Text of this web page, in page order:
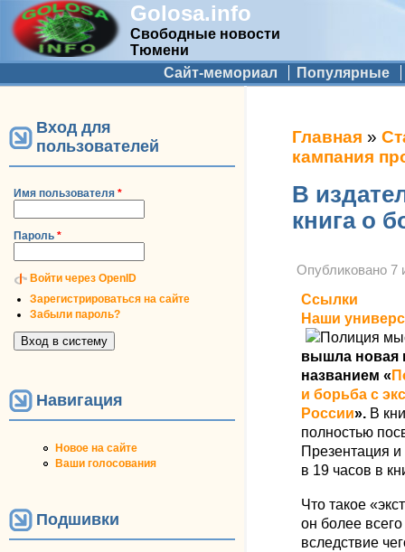
Golosa.info
Свободные новости
Тюмени
Дополнительное меню
Сайт-мемориал Популярные
Вход для
пользователей
Имя пользователя *
Пароль *
Войти через OpenID
Зарегистрироваться на сайте
Забыли пароль?
Навигация
Новое на сайте
Ваши голосования
Подшивки
Вы здесь
Главная »
кампания
В
книга о
Опубликовано 7
Ссылки
Наши
вышла новая
названием «
и борьба с
России». В
полностью
Презентация и
в 19 часов в
Что такое
он более
вследствие